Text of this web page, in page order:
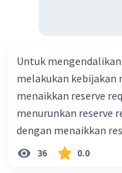
Untuk
melakukan kebijakan
menaikkan reserve
menurunkan reserve
dengan menaikkan
dengan menurunkan
Ekspansif dengan
36 0.0